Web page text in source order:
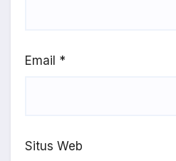
Email *
Situs Web